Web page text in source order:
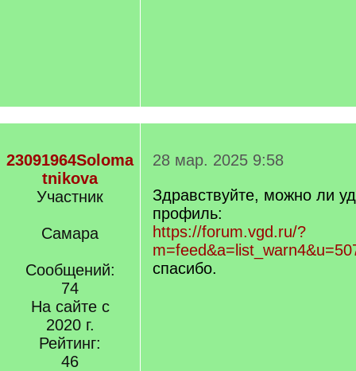
23091964Soloma
tnikova
Участник
Самара
Сообщений:
74
На сайте с
2020 г.
Рейтинг:
46
28 мар. 2025 9:58
Здравствуйте, можно ли
профиль:
https://forum.vgd.ru/?
спасибо.